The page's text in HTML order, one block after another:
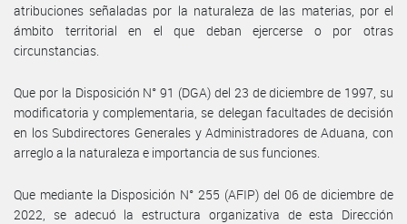
atribuciones señaladas por la naturaleza de las materias, por el
ámbito territorial en el que deban ejercerse o por otras
circunstancias.
Que por la Disposición N° 91 (DGA) del 23 de diciembre de 1997, su
modificatoria y complementaria, se delegan facultades de decisión
en los Subdirectores Generales y Administradores de Aduana, con
arreglo a la naturaleza e importancia de sus funciones.
Que mediante la Disposición N° 255 (AFIP) del 06 de diciembre de
2022, se adecuó la estructura organizativa de esta Dirección